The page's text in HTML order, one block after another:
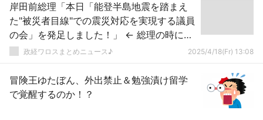
岸田前総理「本日「能登半島地震を踏まえ
た"被災者目線"での震災対応を実現する議員
の会」を発足しました！」 ← 総理の時に補
正予算組まなかったのに？とツッコミ殺到
政経ワロスまとめニュース♪ 2025/4/18(Fr) 13:08
冒険王ゆたぼん、外出禁止＆勉強漬け留学
で覚醒するのか！？